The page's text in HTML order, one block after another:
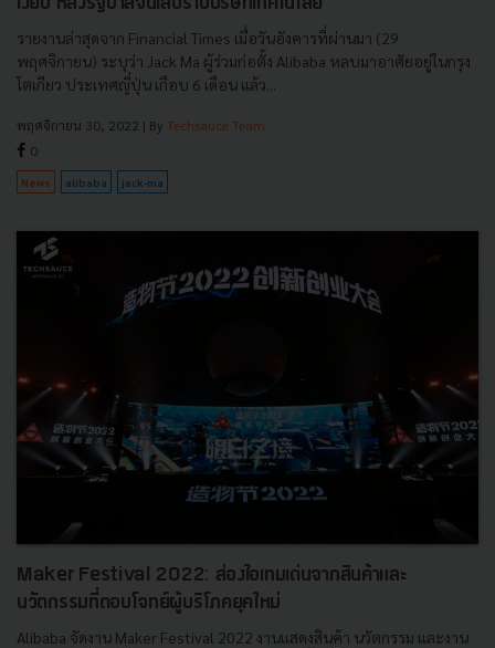
รายงานล่าสุดจาก Financial Times เมื่อวันอังคารที่ผ่านมา (29
พฤศจิกายน) ระบุว่า Jack Ma ผู้ร่วมก่อตั้ง Alibaba หลบมาอาศัยอยู่ในกรุง
โตเกียว ประเทศญี่ปุ่น เกือบ 6 เดือน แล้ว...
พฤศจิกายน 30, 2022 | By Techsauce Team
0
News alibaba jack-ma
Maker Festival 2022: ส่องไอเทมเด่นจากสินค้าและ
นวัตกรรมที่ตอบโจทย์ผู้บริโภคยุคใหม่
Alibaba จัดงาน Maker Festival 2022 งานแสดงสินค้า นวัตกรรม และงาน